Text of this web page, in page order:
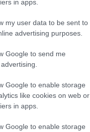
in apps.
my user data to be sent to
advertising purposes.
Google to send me
Google to enable storage
like cookies on web or
in apps.
Google to enable storage